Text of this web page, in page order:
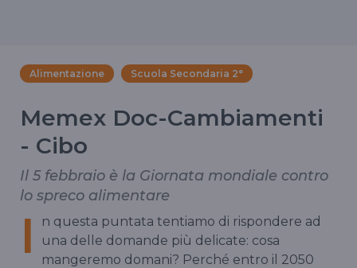
Alimentazione Scuola Secondaria 2°
Memex Doc-Cambiamenti
- Cibo
Il 5 febbraio è la Giornata mondiale contro
lo spreco alimentare
I
n questa puntata tentiamo di rispondere ad
una delle domande più delicate: cosa
mangeremo domani? Perché entro il 2050